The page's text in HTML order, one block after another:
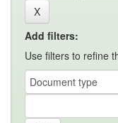
Add filters:
Use filters to refine